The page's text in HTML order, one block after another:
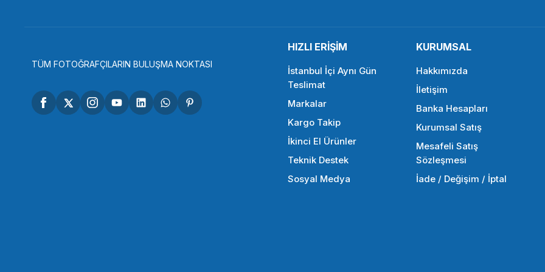
SEPETE EKLE
OEM
TÜM FOTOĞRAFÇILARIN BULUŞMA NOKTASI
HIZLI ERİŞİM
İstanbul İçi Aynı Gün
Teslimat
Markalar
Kargo Takip
İkinci El Ürünler
Teknik Destek
Sosyal Medya
KURUMSAL
Hakkımızda
İletişim
Banka Hesapları
Kurumsal Satış
Mesafeli Satış
Sözleşmesi
İade / Değişim / İptal